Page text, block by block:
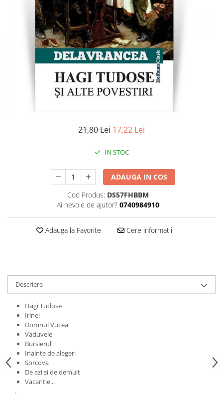
Literatura
Contemporana
Moderna
Calatorii
Sociologie si filozofie
21,80 Lei 17,22 Lei
IN STOC
ADAUGA IN COS
Cod Produs: DS57FHBBM
Ai nevoie de ajutor? 0740984910
Adauga la Favorite Cere informatii
Descriere
Hagi Tudose
Irinel
Domnul Vucea
Vaduvele
Bursierul
Inainte de alegeri
Sorcova
De azi si de demult
Vacantie...
.